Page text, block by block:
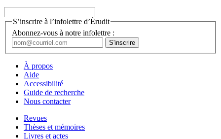
S’inscrire à l’infolettre d’Érudit
Abonnez-vous à notre infolettre :
À propos
Aide
Accessibilité
Guide de recherche
Nous contacter
Revues
Thèses et mémoires
Livres et actes